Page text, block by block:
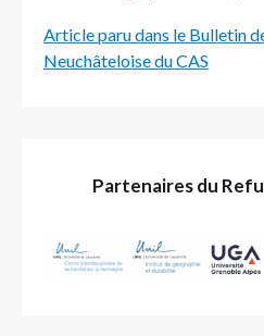
Article paru dans le Bulletin
Neuchâteloise du CAS
Partenaires du